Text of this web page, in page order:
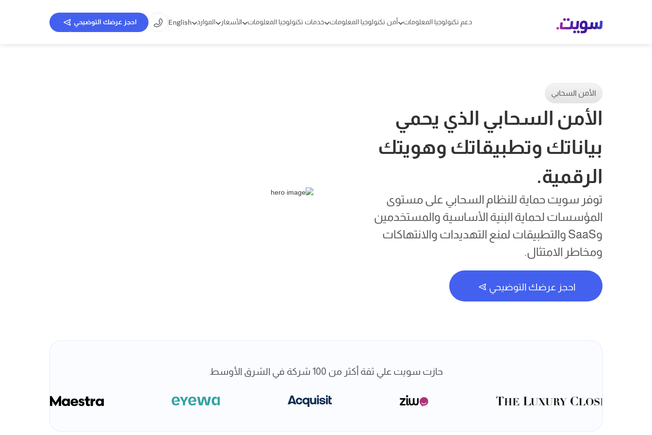
دعم تكنولوجيا المعلومات أمن تكنولوجيا المعلومات خدمات تكنولوجيا المعلومات الأسعار الموارد English
احجز عرضك التوضيحي
احجز عرضك التوضيحي
الأمن السحابي
الأمن السحابي الذي يحمي
بياناتك وتطبيقاتك وهويتك
الرقمية.
توفر سويت حماية للنظام السحابي على مستوى
المؤسسات لحماية البنية الأساسية والمستخدمين
وSaaS والتطبيقات لمنع التهديدات والانتهاكات
ومخاطر الامتثال.
احجز عرضك التوضيحي
حازت سويت علي ثقة أكثر من 100 شركة في الشرق الأوسط